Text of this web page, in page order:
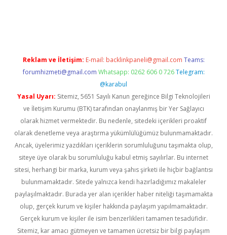
Reklam ve İletişim: E-mail: backlinkpaneli@gmail.com Teams:
forumhizmeti@gmail.com Whatsapp: 0262 606 0 726 Telegram:
@karabul
Yasal Uyarı: Sitemiz, 5651 Sayılı Kanun gereğince Bilgi Teknolojileri
ve İletişim Kurumu (BTK) tarafından onaylanmış bir Yer Sağlayıcı
olarak hizmet vermektedir. Bu nedenle, sitedeki içerikleri proaktif
olarak denetleme veya araştırma yükümlülüğümüz bulunmamaktadır.
Ancak, üyelerimiz yazdıkları içeriklerin sorumluluğunu taşımakta olup,
siteye üye olarak bu sorumluluğu kabul etmiş sayılırlar. Bu internet
sitesi, herhangi bir marka, kurum veya şahıs şirketi ile hiçbir bağlantısı
bulunmamaktadır. Sitede yalnızca kendi hazırladığımız makaleler
paylaşılmaktadır. Burada yer alan içerikler haber niteliği taşımamakta
olup, gerçek kurum ve kişiler hakkında paylaşım yapılmamaktadır.
Gerçek kurum ve kişiler ile isim benzerlikleri tamamen tesadüfidir.
Sitemiz, kar amacı gütmeyen ve tamamen ücretsiz bir bilgi paylaşım